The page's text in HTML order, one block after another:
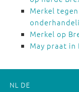
Merkel
Merkel op
May praat
NL DE